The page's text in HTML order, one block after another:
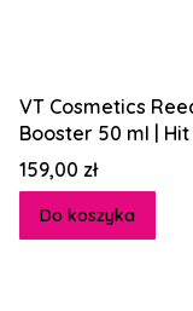
VT Cosmetics
Booster 50 ml | Hit
Poprawiający
Cena
159,00 zł
Do koszyka